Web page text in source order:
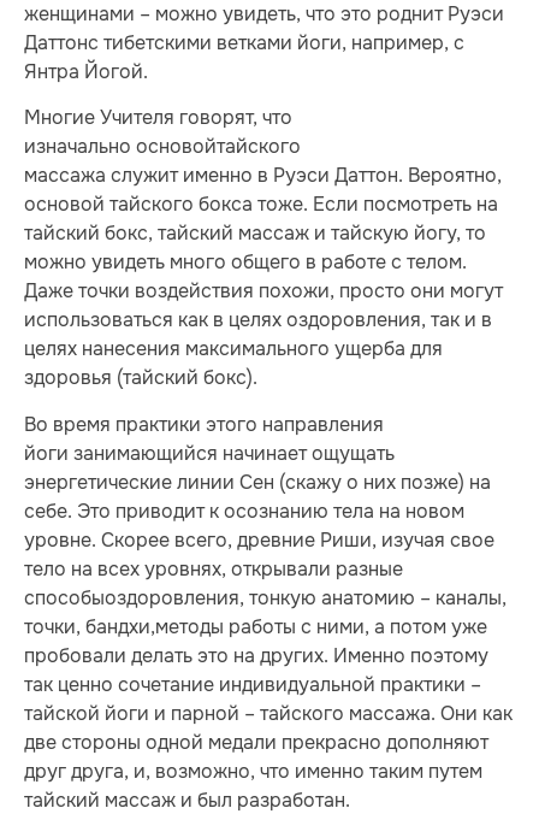
женщинами – можно увидеть, что это роднит Руэси
Даттонс тибетскими ветками йоги, например, с
Янтра Йогой.
Многие Учителя говорят, что
изначально основойтайского
массажа служит именно в Руэси Даттон. Вероятно,
основой тайского бокса тоже. Если посмотреть на
тайский бокс, тайский массаж и тайскую йогу, то
можно увидеть много общего в работе с телом.
Даже точки воздействия похожи, просто они могут
использоваться как в целях оздоровления, так и в
целях нанесения максимального ущерба для
здоровья (тайский бокс).
Во время практики этого направления
йоги занимающийся начинает ощущать
энергетические линии Сен (скажу о них позже) на
себе. Это приводит к осознанию тела на новом
уровне. Скорее всего, древние Риши, изучая свое
тело на всех уровнях, открывали разные
способыоздоровления, тонкую анатомию – каналы,
точки, бандхи,методы работы с ними, а потом уже
пробовали делать это на других. Именно поэтому
так ценно сочетание индивидуальной практики –
тайской йоги и парной – тайского массажа. Они как
две стороны одной медали прекрасно дополняют
друг друга, и, возможно, что именно таким путем
тайский массаж и был разработан.